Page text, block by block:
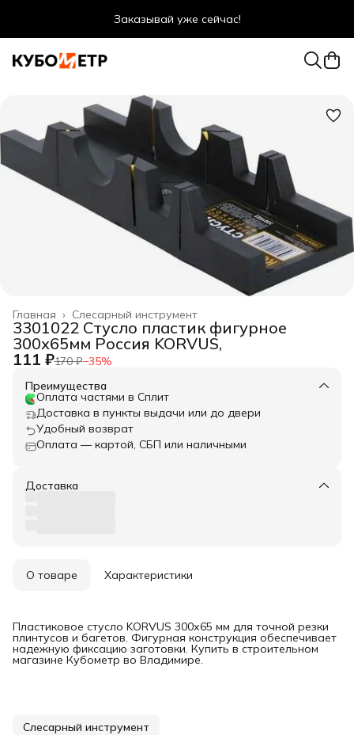
Заказывай уже сейчас!
Оптовые цены даже для физ. лиц
Слесарный инструмент
Главная ›
3301022 Стусло пластик фигурное
300х65мм Россия KORVUS,
111 ₽170 ₽−35%
Преимущества
Оплата частями в Сплит
Доставка в пункты выдачи или до двери
Удобный возврат
Оплата — картой, СБП или наличными
Доставка
О товаре Характеристики
Пластиковое стусло KORVUS 300х65 мм для точной резки
плинтусов и багетов. Фигурная конструкция обеспечивает
надежную фиксацию заготовки. Купить в строительном
магазине Кубометр во Владимире.
Слесарный инструмент